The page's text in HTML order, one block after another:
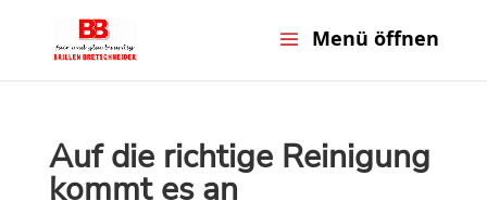
Auf die richtige Reinigung
kommt es an